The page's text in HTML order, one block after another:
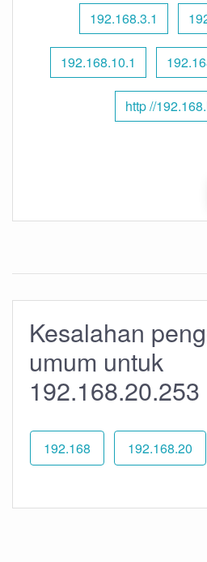
192.168.3.1
192.168.10.1
http //
Kesalahan
umum untuk
192.168.20.253
192.168 192.168.20